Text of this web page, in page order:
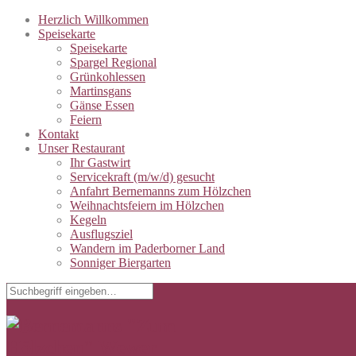
Herzlich Willkommen
Speisekarte
Speisekarte
Spargel Regional
Grünkohlessen
Martinsgans
Gänse Essen
Feiern
Kontakt
Unser Restaurant
Ihr Gastwirt
Servicekraft (m/w/d) gesucht
Anfahrt Bernemanns zum Hölzchen
Weihnachtsfeiern im Hölzchen
Kegeln
Ausflugsziel
Wandern im Paderborner Land
Sonniger Biergarten